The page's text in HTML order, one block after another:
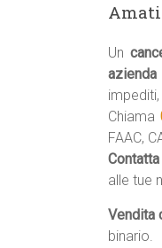
Un
Chiama
FAAC,
alle tue
Vendita
binario.